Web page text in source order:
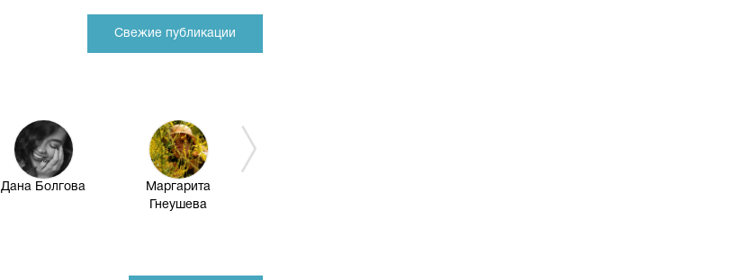
Свежие публикации
Дана Болгова
Маргарита
Гнеушева